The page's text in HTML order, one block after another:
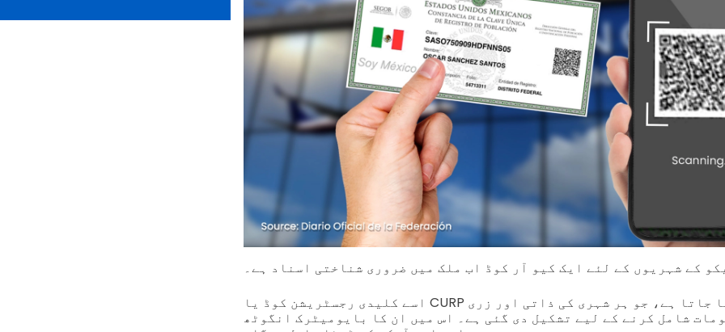
کے شہریوں کے لئے ایک کیو آر کوڈ اب ملک میں ضروری شناختی اسناد ہے۔
اسے کلیدی رجسٹریشن کوڈ یا CURP کے نام سے جانا جاتا ہے، جو ہر شہری کی ذاتی اور زری
شامل کرنے کے لیے تشکیل دی گئی ہے۔ اس میں ان کا بایومیٹرک انگوٹھ